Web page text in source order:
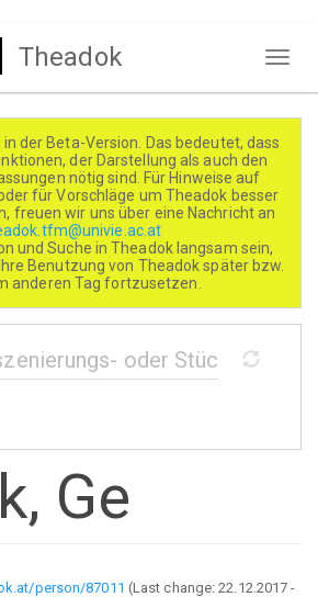
Theadok
der Beta-Version. Das bedeutet, dass
der Darstellung als auch den
nötig sind. Für Hinweise auf
für Vorschläge um Theadok besser
freuen wir uns über eine Nachricht an
und Suche in Theadok langsam sein,
Benutzung von Theadok später bzw.
anderen Tag fortzusetzen.
Ge
person/87011 (Last change:22.12.2017 -